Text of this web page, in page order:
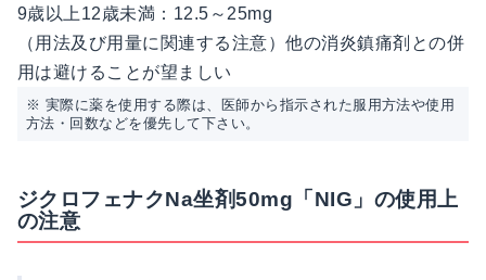
9歳以上12歳未満：12.5～25mg
（用法及び用量に関連する注意）他の消炎鎮痛剤との併
用は避けることが望ましい
※ 実際に薬を使用する際は、医師から指示された服用方法や使用
方法・回数などを優先して下さい。
ジクロフェナクNa坐剤50mg「NIG」の使用上
の注意